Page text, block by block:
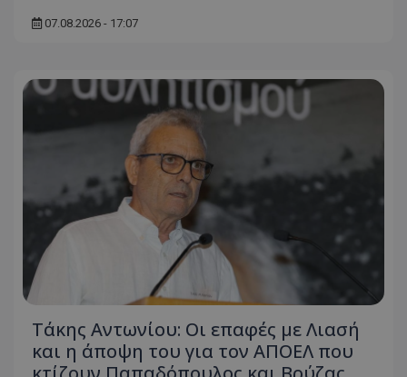
07.08.2026 - 17:07
Τάκης Αντωνίου: Οι επαφές με Λιασή
και η άποψη του για τον ΑΠΟΕΛ που